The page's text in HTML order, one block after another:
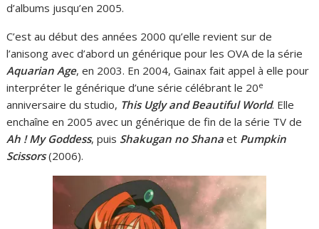
d’albums jusqu’en 2005.
C’est au début des années 2000 qu’elle revient sur de
l’anisong avec d’abord un générique pour les OVA de la série
Aquarian Age, en 2003. En 2004, Gainax fait appel à elle pour
interpréter le générique d’une série célébrant le 20e
anniversaire du studio, This Ugly and Beautiful World. Elle
enchaîne en 2005 avec un générique de fin de la série TV de
Ah ! My Goddess, puis Shakugan no Shana et Pumpkin
Scissors(2006).